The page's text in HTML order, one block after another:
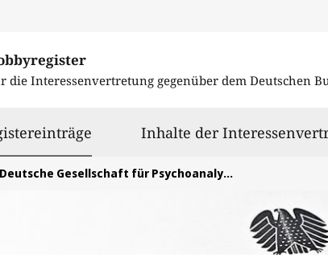
die Interessenvertretung gegenüber dem Deutschen
ausgewähltInhalte der
Deutsche Gesellschaft für Psychoanalyse, Psychotherapie, Psychosomatik und Tiefenpsychologie (DGPT) e. V.